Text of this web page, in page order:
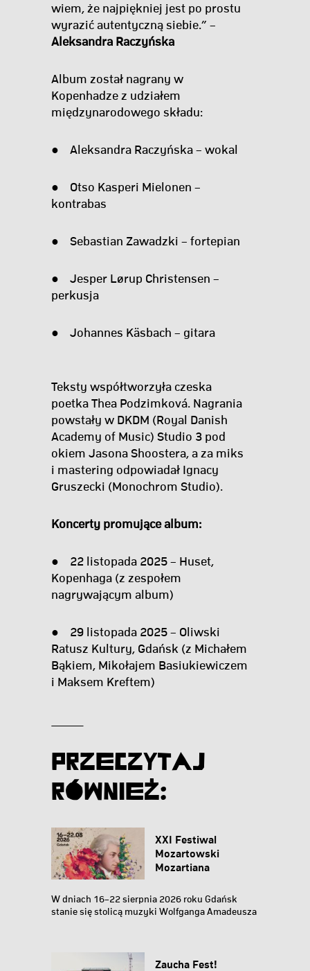
wiem, że najpiękniej jest po prostu
wyrazić autentyczną siebie.” –
Aleksandra Raczyńska
Album został nagrany w
Kopenhadze z udziałem
międzynarodowego składu:
● Aleksandra Raczyńska – wokal
● Otso Kasperi Mielonen –
kontrabas
● Sebastian Zawadzki – fortepian
● Jesper Lørup Christensen –
perkusja
● Johannes Käsbach – gitara
Teksty współtworzyła czeska
poetka Thea Podzimková. Nagrania
powstały w DKDM (Royal Danish
Academy of Music) Studio 3 pod
okiem Jasona Shoostera, a za miks
i mastering odpowiadał Ignacy
Gruszecki (Monochrom Studio).
Koncerty promujące album:
● 22 listopada 2025 – Huset,
Kopenhaga (z zespołem
nagrywającym album)
● 29 listopada 2025 – Oliwski
Ratusz Kultury, Gdańsk (z Michałem
Bąkiem, Mikołajem Basiukiewiczem
i Maksem Kreftem)
Przeczytaj
Również:
XXI Festiwal
Mozartowski
Mozartiana
W dniach 16–22 sierpnia 2026 roku Gdańsk
stanie się stolicą muzyki Wolfganga Amadeusza
Zaucha Fest!